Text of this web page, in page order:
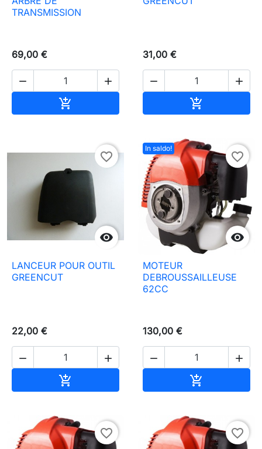
TRANSMISSION
69,00 €
 

31,00 €
 


favorite_border
LANCEUR POUR OUTIL
GREENCUT
22,00 €
 

In saldo!

favorite_border
MOTEUR
DEBROUSSAILLEUSE
62CC
130,00 €
 

favorite_border favorite_border